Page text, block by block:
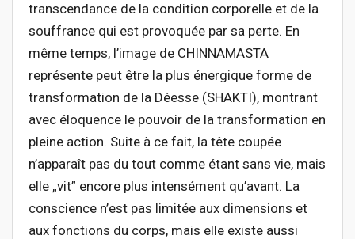
transcendance de la condition corporelle et de la
souffrance qui est provoquée par sa perte. En
même temps, l’image de CHINNAMASTA
représente peut être la plus énergique forme de
transformation de la Déesse (SHAKTI), montrant
avec éloquence le pouvoir de la transformation en
pleine action. Suite à ce fait, la tête coupée
n’apparaît pas du tout comme étant sans vie, mais
elle „vit” encore plus intensément qu’avant. La
conscience n’est pas limitée aux dimensions et
aux fonctions du corps, mais elle existe aussi